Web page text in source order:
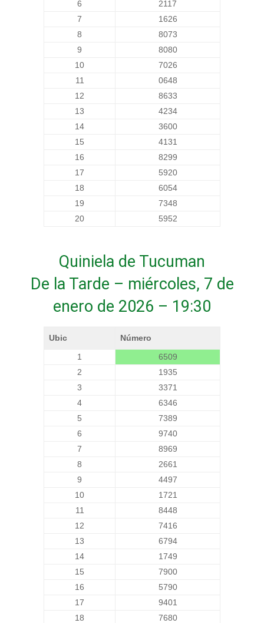
6
2117
7
1626
8
8073
9
8080
10
7026
11
0648
12
8633
13
4234
14
3600
15
4131
16
8299
17
5920
18
6054
19
7348
20
5952
Quiniela de Tucuman
De la Tarde – miércoles, 7 de
enero de 2026 – 19:30
Ubic
Número
1
6509
2
1935
3
3371
4
6346
5
7389
6
9740
7
8969
8
2661
9
4497
10
1721
11
8448
12
7416
13
6794
14
1749
15
7900
16
5790
17
9401
18
7680